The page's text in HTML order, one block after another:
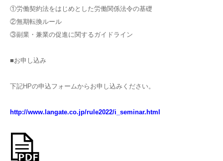
①労働契約法をはじめとした労働関係法令の基礎
②無期転換ルール
③副業・兼業の促進に関するガイドライン
■お申し込み
下記HPの申込フォームからお申し込みください。
http://www.langate.co.jp/rule2022/i_seminar.html